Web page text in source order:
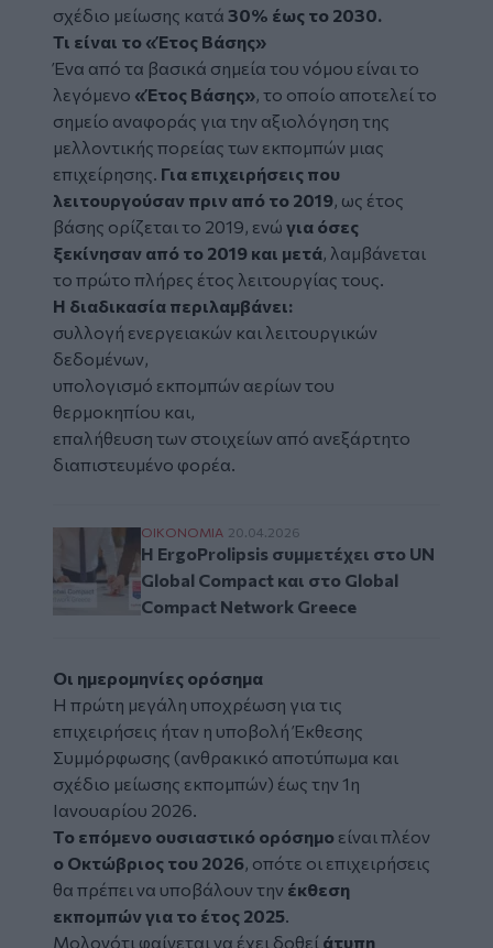
σχέδιο μείωσης κατά 30% έως το 2030.
Τι είναι το «Έτος Βάσης»
Ένα από τα βασικά σημεία του νόμου είναι το
λεγόμενο «Έτος Βάσης», το οποίο αποτελεί το
σημείο αναφοράς για την αξιολόγηση της
μελλοντικής πορείας των εκπομπών μιας
επιχείρησης. Για επιχειρήσεις που
λειτουργούσαν πριν από το 2019, ως έτος
βάσης ορίζεται το 2019, ενώ για όσες
ξεκίνησαν από το 2019 και μετά, λαμβάνεται
το πρώτο πλήρες έτος λειτουργίας τους.
Η διαδικασία περιλαμβάνει:
συλλογή ενεργειακών και λειτουργικών
δεδομένων,
υπολογισμό εκπομπών αερίων του
θερμοκηπίου και,
επαλήθευση των στοιχείων από ανεξάρτητο
διαπιστευμένο φορέα.
Η ErgoProlipsis συμμετέχει στο UN
ΟΙΚΟΝΟΜΙΑ 20.04.2026
Η ErgoProlipsis συμμετέχει στο UN
Global Compact και στο Global
Compact Network Greece
Οι ημερομηνίες ορόσημα
Η πρώτη μεγάλη υποχρέωση για τις
επιχειρήσεις ήταν η υποβολή Έκθεσης
Συμμόρφωσης (ανθρακικό αποτύπωμα και
σχέδιο μείωσης εκπομπών) έως την 1η
Ιανουαρίου 2026.
Το επόμενο ουσιαστικό ορόσημο είναι πλέον
ο Οκτώβριος του 2026, οπότε οι επιχειρήσεις
θα πρέπει να υποβάλουν την έκθεση
εκπομπών για το έτος 2025.
Μολονότι φαίνεται να έχει δοθεί άτυπη